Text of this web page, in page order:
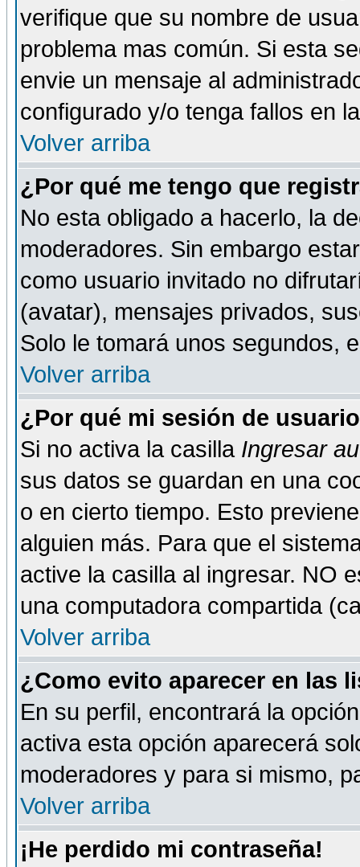
verifique que su nombre de
problema mas común. Si esta
envie un mensaje al
configurado y/o tenga fallos en
Volver arriba
¿Por qué me tengo que
No esta obligado a hacerlo, la
moderadores. Sin embargo
como usuario invitado no
(avatar), mensajes privados,
Solo le tomará unos segundos,
Volver arriba
¿Por qué mi sesión de
Si no activa la casilla Ingresar
sus datos se guardan en una
o en cierto tiempo. Esto
alguien más. Para que el
active la casilla al ingresar. NO
una computadora compartida
Volver arriba
¿Como evito aparecer en las
En su perfil, encontrará la
activa esta opción aparecerá
moderadores y para si mismo,
Volver arriba
¡He perdido mi contraseña!